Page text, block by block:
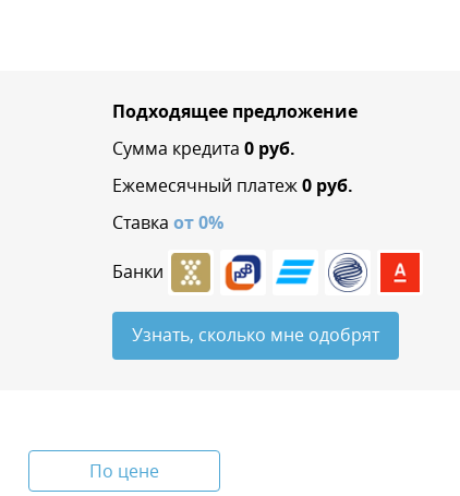
Подходящее предложение
Сумма кредита 0 руб.
Ежемесячный платеж 0 руб.
Ставка от0%
Банки
Узнать, сколько мне одобрят
По цене